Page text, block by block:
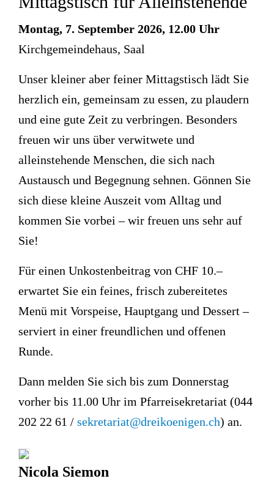
Montag, 7. September 2026, 12.00 Uhr
Kirchgemeindehaus, Saal
Unser kleiner aber feiner Mittagstisch lädt Sie
herzlich ein, gemeinsam zu essen, zu plaudern
und eine gute Zeit zu verbringen. Besonders
freuen wir uns über verwitwete und
alleinstehende Menschen, die sich nach
Austausch und Begegnung sehnen. Gönnen Sie
sich diese kleine Auszeit vom Alltag und
kommen Sie vorbei – wir freuen uns sehr auf
Sie!
Für einen Unkostenbeitrag von CHF 10.–
erwartet Sie ein feines, frisch zubereitetes
Menü mit Vorspeise, Hauptgang und Dessert –
serviert in einer freundlichen und offenen
Runde.
Dann melden Sie sich bis zum Donnerstag
vorher bis 11.00 Uhr im Pfarreisekretariat (044
202 22 61 / sekretariat@dreikoenigen.ch) an.
Nicola Siemon